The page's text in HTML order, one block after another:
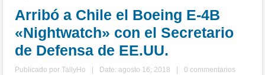
Arribó a Chile el Boeing E-4B
«Nightwatch» con el Secretario
de Defensa de EE.UU.
Publicado porTallyHo Date: agosto 16, 2018
0 commentarios